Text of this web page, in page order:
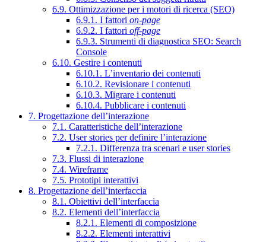
6.9. Ottimizzazione per i motori di ricerca (SEO)
6.9.1. I fattori on-page
6.9.2. I fattori off-page
6.9.3. Strumenti di diagnostica SEO: Search
Console
6.10. Gestire i contenuti
6.10.1. L’inventario dei contenuti
6.10.2. Revisionare i contenuti
6.10.3. Migrare i contenuti
6.10.4. Pubblicare i contenuti
7. Progettazione dell’interazione
7.1. Caratteristiche dell’interazione
7.2. User stories per definire l’interazione
7.2.1. Differenza tra scenari e user stories
7.3. Flussi di interazione
7.4. Wireframe
7.5. Prototipi interattivi
8. Progettazione dell’interfaccia
8.1. Obiettivi dell’interfaccia
8.2. Elementi dell’interfaccia
8.2.1. Elementi di composizione
8.2.2. Elementi interattivi